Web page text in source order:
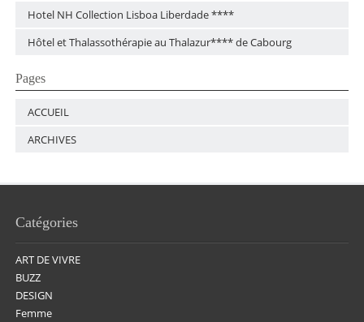
Hotel NH Collection Lisboa Liberdade ****
Hôtel et Thalassothérapie au Thalazur**** de Cabourg
Pages
ACCUEIL
ARCHIVES
Catégories
ART DE VIVRE
BUZZ
DESIGN
Femme